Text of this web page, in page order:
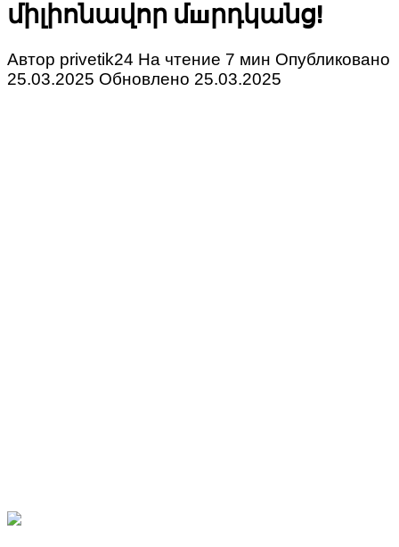
միլիոնավոր մшրդկանց!
Автор privetik24 На чтение 7 мин Опубликовано
25.03.2025 Обновлено 25.03.2025